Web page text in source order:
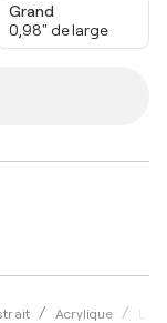
Acrylique Ly-
Grand
0,98" de large